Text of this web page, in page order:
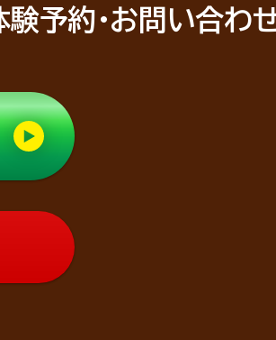
予約・お問い合わ